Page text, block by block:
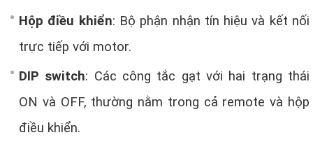
Hộp điều khiển: Bộ phận nhận tín hiệu và kết nối
trực tiếp với motor.
DIP switch: Các công tắc gạt với hai trạng thái
ON và OFF, thường nằm trong cả remote và hộp
điều khiển.